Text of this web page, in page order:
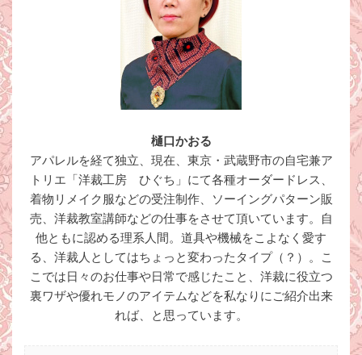
樋口かおる
アパレルを経て独立、現在、東京・武蔵野市の自宅兼ア
トリエ「洋裁工房 ひぐち」にて各種オーダードレス、
着物リメイク服などの受注制作、ソーイングパターン販
売、洋裁教室講師などの仕事をさせて頂いています。自
他ともに認める理系人間。道具や機械をこよなく愛す
る、洋裁人としてはちょっと変わったタイプ（？）。こ
こでは日々のお仕事や日常で感じたこと、洋裁に役立つ
裏ワザや優れモノのアイテムなどを私なりにご紹介出来
れば、と思っています。